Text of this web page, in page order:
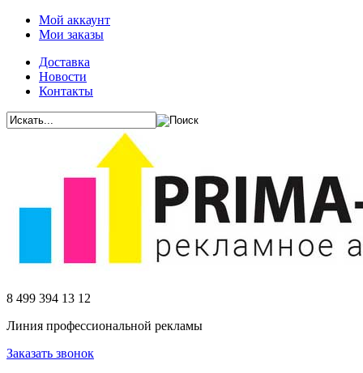
Мой аккаунт
Мои заказы
Доставка
Новости
Контакты
8 499 394 13 12
Линия профессиональной рекламы
Заказать звонок